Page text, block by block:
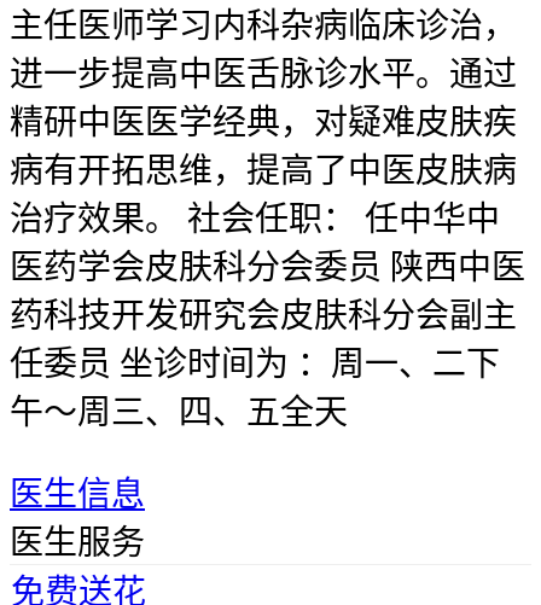
主任医师学习内科杂病临床诊治，
进一步提高中医舌脉诊水平。通过
精研中医医学经典，对疑难皮肤疾
病有开拓思维，提高了中医皮肤病
治疗效果。 社会任职： 任中华中
医药学会皮肤科分会委员 陕西中医
药科技开发研究会皮肤科分会副主
任委员 坐诊时间为 ：周一、二下
午～周三、四、五全天
医生信息
医生服务
免费送花